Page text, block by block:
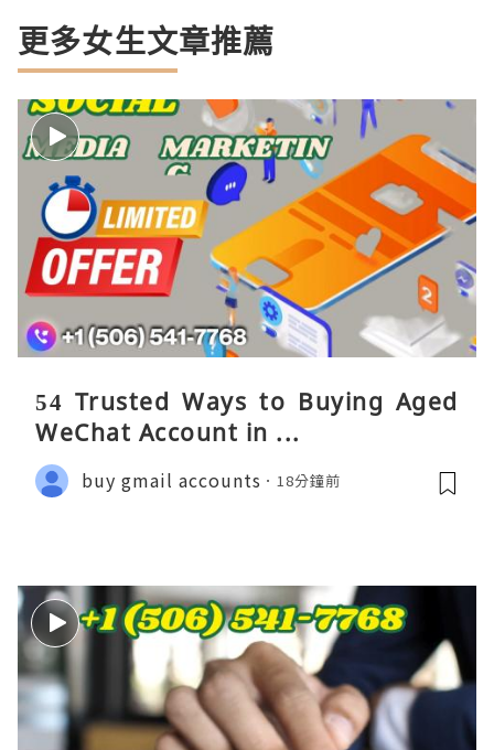
更多女生文章推薦
54 Trusted Ways to Buying Aged
WeChat Account in ...
buy gmail accounts 18分鐘前